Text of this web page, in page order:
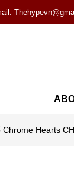
Chrome Hearts